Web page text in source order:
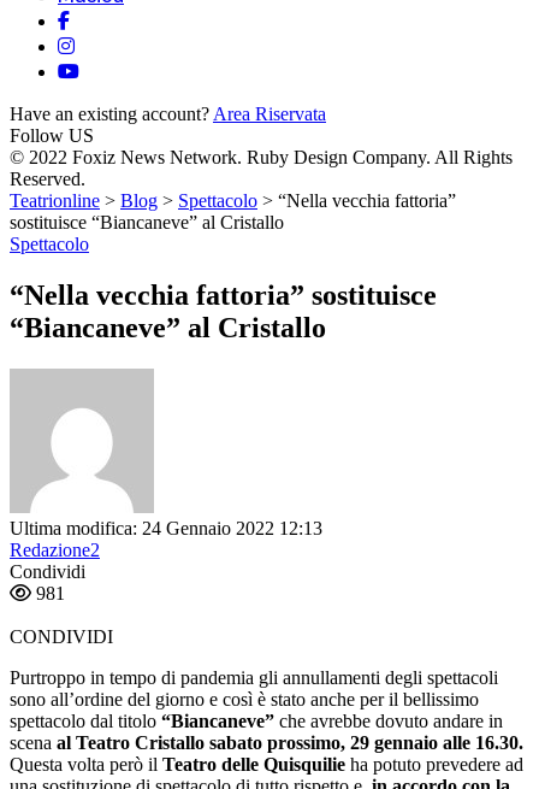
Have an existing account? Area Riservata
Follow US
© 2022 Foxiz News Network. Ruby Design Company. All Rights
Reserved.
Teatrionline > Blog > Spettacolo > “Nella vecchia fattoria”
sostituisce “Biancaneve” al Cristallo
Spettacolo
“Nella vecchia fattoria” sostituisce
“Biancaneve” al Cristallo
Ultima modifica: 24 Gennaio 2022 12:13
Redazione2
Condividi
981
CONDIVIDI
Purtroppo in tempo di pandemia gli annullamenti degli spettacoli
sono all’ordine del giorno e così è stato anche per il bellissimo
spettacolo dal titolo “Biancaneve” che avrebbe dovuto andare in
scena al Teatro Cristallo sabato prossimo, 29 gennaio alle 16.30.
Questa volta però il Teatro delle Quisquilie ha potuto prevedere ad